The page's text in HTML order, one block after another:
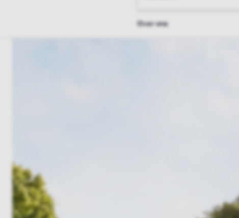
Over ons